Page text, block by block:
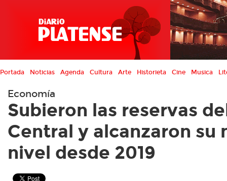
Portada Noticias Agenda Cultura Arte Historieta Cine Musica
Economía
Subieron las reservas
Central y alcanzaron su
nivel desde 2019